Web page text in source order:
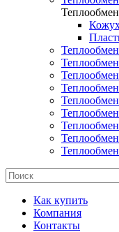
Как купить
Компания
Контакты